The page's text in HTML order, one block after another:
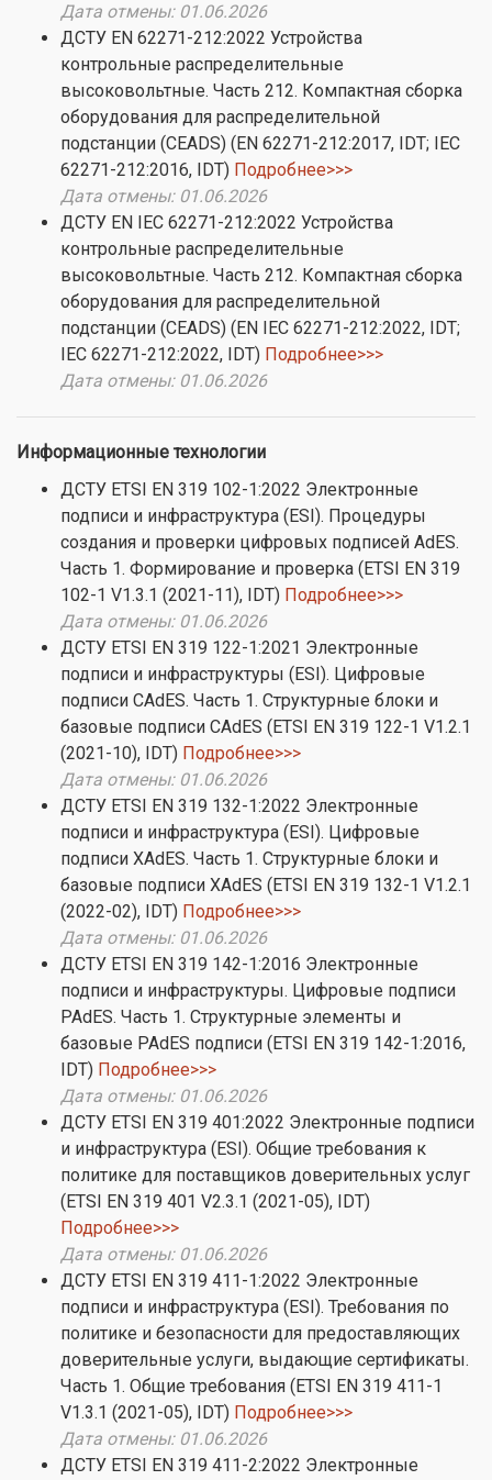
Дата отмены: 01.06.2026
ДСТУ EN 62271-212:2022 Устройства
контрольные распределительные
высоковольтные. Часть 212. Компактная сборка
оборудования для распределительной
подстанции (CEADS) (EN 62271-212:2017, IDT; IEC
62271-212:2016, IDT) Подробнее>>>
Дата отмены: 01.06.2026
ДСТУ EN IEC 62271-212:2022 Устройства
контрольные распределительные
высоковольтные. Часть 212. Компактная сборка
оборудования для распределительной
подстанции (CEADS) (EN IEC 62271-212:2022, IDT;
IEC 62271-212:2022, IDT) Подробнее>>>
Дата отмены: 01.06.2026
Информационные технологии
ДСТУ ETSI EN 319 102-1:2022 Электронные
подписи и инфраструктура (ESI). Процедуры
создания и проверки цифровых подписей AdES.
Часть 1. Формирование и проверка (ETSI EN 319
102-1 V1.3.1 (2021-11), IDT) Подробнее>>>
Дата отмены: 01.06.2026
ДСТУ ETSI EN 319 122-1:2021 Электронные
подписи и инфраструктуры (ESI). Цифровые
подписи CAdES. Часть 1. Структурные блоки и
базовые подписи CAdES (ETSI EN 319 122-1 V1.2.1
(2021-10), IDT) Подробнее>>>
Дата отмены: 01.06.2026
ДСТУ ETSI EN 319 132-1:2022 Электронные
подписи и инфраструктура (ESI). Цифровые
подписи XAdES. Часть 1. Структурные блоки и
базовые подписи XAdES (ETSI EN 319 132-1 V1.2.1
(2022-02), IDT) Подробнее>>>
Дата отмены: 01.06.2026
ДСТУ ETSI EN 319 142-1:2016 Электронные
подписи и инфраструктуры. Цифровые подписи
PAdES. Часть 1. Структурные элементы и
базовые PAdES подписи (ETSI EN 319 142-1:2016,
IDT) Подробнее>>>
Дата отмены: 01.06.2026
ДСТУ ETSI EN 319 401:2022 Электронные подписи
и инфраструктура (ESI). Общие требования к
политике для поставщиков доверительных услуг
(ETSI EN 319 401 V2.3.1 (2021-05), IDT)
Подробнее>>>
Дата отмены: 01.06.2026
ДСТУ ETSI EN 319 411-1:2022 Электронные
подписи и инфраструктура (ESI). Требования по
политике и безопасности для предоставляющих
доверительные услуги, выдающие сертификаты.
Часть 1. Общие требования (ETSI EN 319 411-1
V1.3.1 (2021-05), IDT) Подробнее>>>
Дата отмены: 01.06.2026
ДСТУ ETSI EN 319 411-2:2022 Электронные